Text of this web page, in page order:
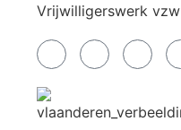
Vrijwilligerswerk vzw